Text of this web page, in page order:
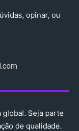
opinar, ou
global. Seja parte
de qualidade.